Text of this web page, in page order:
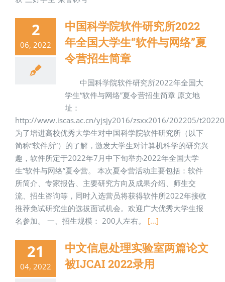
2
06, 2022
中国科学院软件研究所2022
年全国大学生“软件与网络”夏
令营招生简章
中国科学院软件研究所2022年全国大
学生“软件与网络”夏令营招生简章 原文地
址：
http://www.iscas.ac.cn/yjsjy2016/zsxx2016/202205/
为了增进高校优秀大学生对中国科学院软件研究所（以下
简称“软件所”）的了解，激发大学生对计算机科学的研究兴
趣，软件所定于2022年7月中下旬举办2022年全国大学
生“软件与网络”夏令营。 本次夏令营活动主要包括：软件
所简介、专家报告、主要研究方向及成果介绍、师生交
流、招生咨询等，同时入选营员将获得软件所2022年接收
推荐免试研究生的选拔面试机会。欢迎广大优秀大学生报
名参加。 一、招生规模： 200人左右。 [...]
21
04, 2022
中文信息处理实验室两篇论文
被IJCAI 2022录用